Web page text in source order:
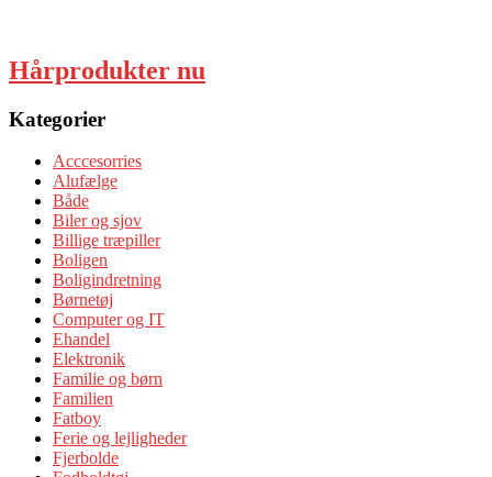
Hårprodukter nu
Kategorier
Acccesorries
Alufælge
Både
Biler og sjov
Billige træpiller
Boligen
Boligindretning
Børnetøj
Computer og IT
Ehandel
Elektronik
Familie og børn
Familien
Fatboy
Ferie og lejligheder
Fjerbolde